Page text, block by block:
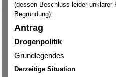
(dessen Beschluss leider unklarer
Begründung):
Antrag
Drogenpolitik
Grundlegendes
Derzeitige Situation